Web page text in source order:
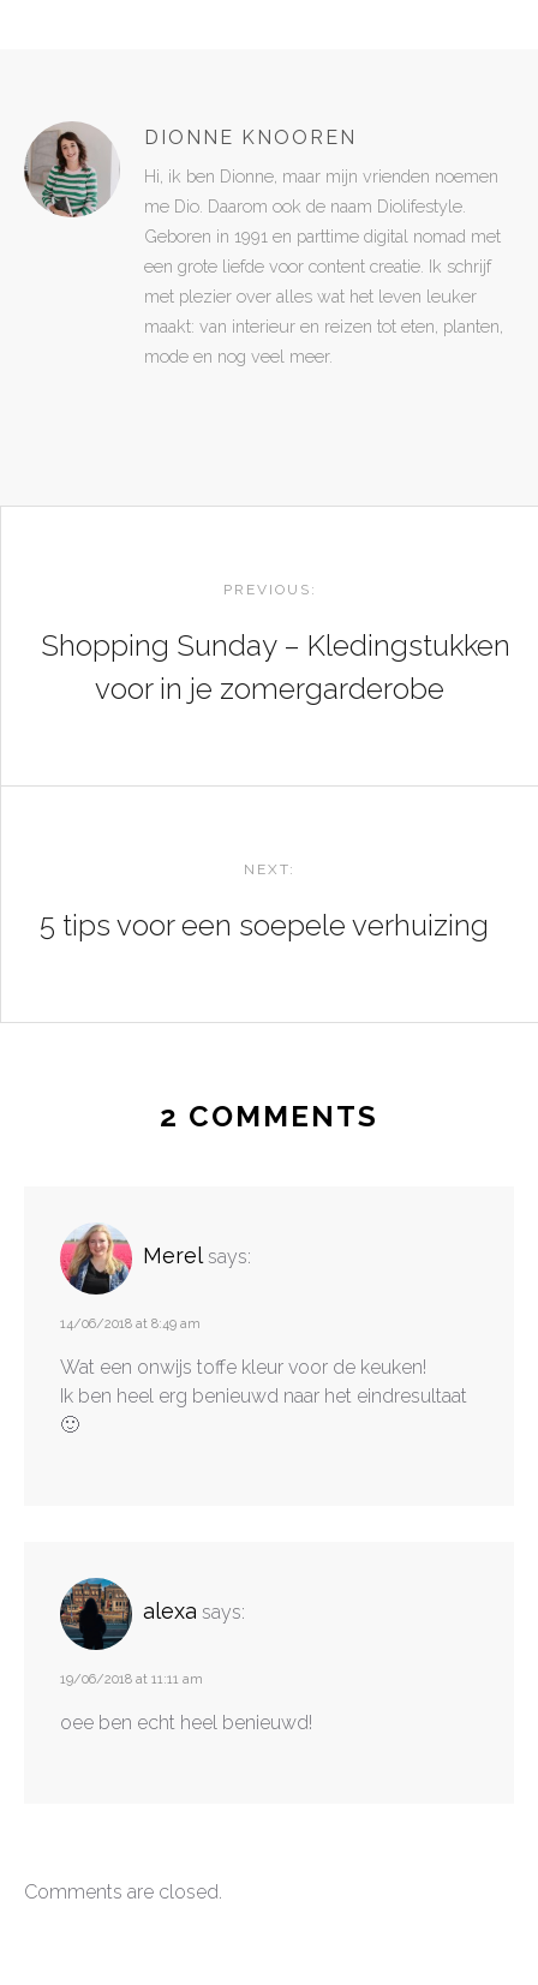
DIONNE KNOOREN
Hi, ik ben Dionne, maar mijn vrienden noemen
me Dio. Daarom ook de naam Diolifestyle.
Geboren in 1991 en parttime digital nomad met
een grote liefde voor content creatie. Ik schrijf
met plezier over alles wat het leven leuker
maakt: van interieur en reizen tot eten, planten,
mode en nog veel meer.
NAVIGATION
PREVIOUS:
Shopping Sunday – Kledingstukken
voor in je zomergarderobe
NEXT:
5 tips voor een soepele verhuizing
2 COMMENTS
Merel says:
14/06/2018 at 8:49 am
Wat een onwijs toffe kleur voor de keuken!
Ik ben heel erg benieuwd naar het eindresultaat
🙂
alexa says:
19/06/2018 at 11:11 am
oee ben echt heel benieuwd!
Comments are closed.